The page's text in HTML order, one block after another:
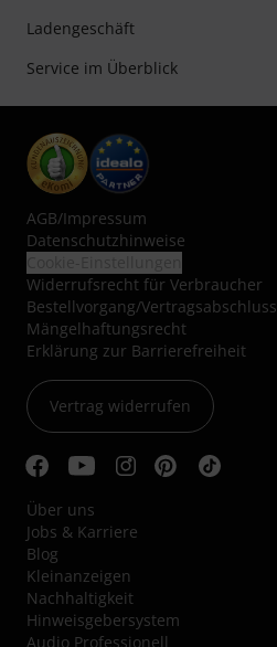
Ladengeschäft
Service im Überblick
AGB/Impressum
Datenschutzhinweise
Widerrufsrecht für Verbraucher
Bestellvorgang/Vertragsabschluss
Mängelhaftungsrecht
Erklärung zur Barrierefreiheit
Vertrag widerrufen
Über uns
Jobs & Karriere
Blog
Kleinanzeigen
Nachhaltigkeit
Hinweisgebersystem
Audio Professionell